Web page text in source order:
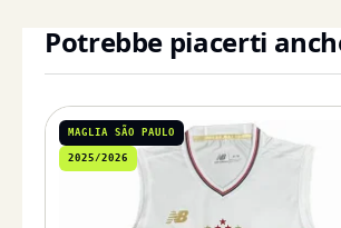
Potrebbe piacerti
MAGLIA SÃO PAULO
2025/2026